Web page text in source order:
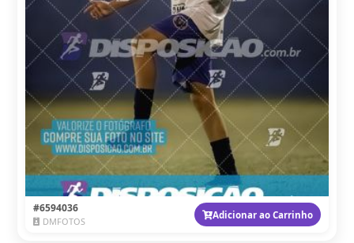
#6594036
DMFOTOS
Adicionar ao Carrinho